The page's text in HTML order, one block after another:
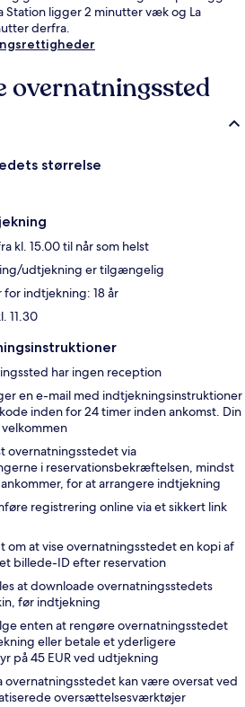
Station ligger 2 minutter væk og La
derfra.
overnatningssted
størrelse
kl. 15.00 til når som helst
udtjekning er tilgængelig
indtjekning: 18 år
11.30
har ingen reception
en e-mail med indtjekningsinstruktioner
inden for 24 timer inden ankomst. Din
overnatningsstedet via
i reservationsbekræftelsen, mindst
for at arrangere indtjekning
registrering online via et sikkert link
om at vise overnatningsstedet en kopi af
billede-ID efter reservation
at downloade overnatningsstedets
før indtjekning
enten at rengøre overnatningsstedet
eller betale et yderligere
på 45 EUR ved udtjekning
overnatningsstedet kan være oversat ved
oversættelsesværktøjer